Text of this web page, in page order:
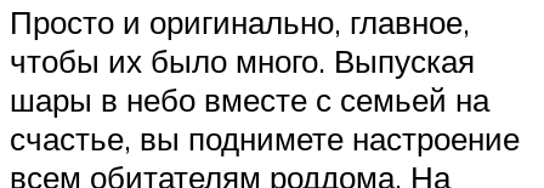
Просто и оригинально, главное,
чтобы их было много. Выпуская
шары в небо вместе с семьей на
счастье, вы поднимете настроение
всем обитателям роддома. На